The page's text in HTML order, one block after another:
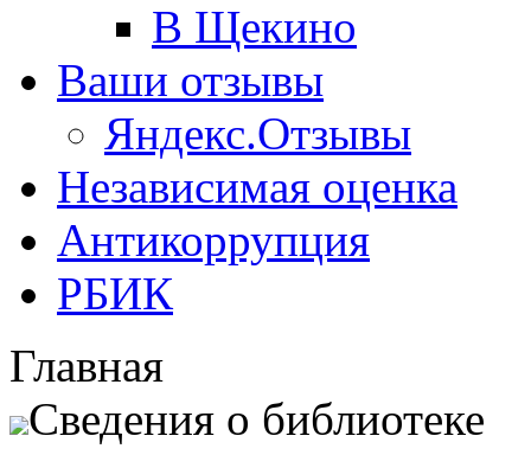
В Щекино
Ваши отзывы
Яндекс.Отзывы
Независимая оценка
Антикоррупция
РБИК
Главная
Сведения о библиотеке